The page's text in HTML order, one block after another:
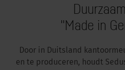
"Made in
Door in Duitsland
en te produceren, houdt